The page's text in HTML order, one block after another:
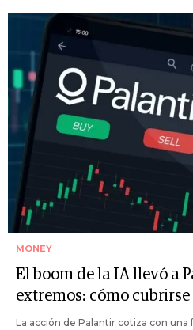
MONEY
El boom de la IA llevó a
extremos: cómo
La acción de Palantir cotiza con una